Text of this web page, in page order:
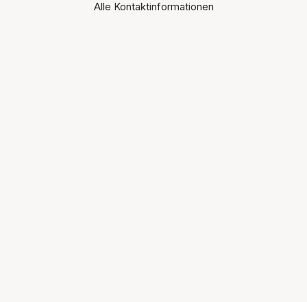
Alle Kontaktinformationen